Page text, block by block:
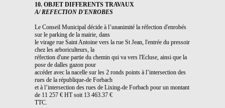
10. OBJET DIFFERENTS TRAVAUX
A/ REFECTION D'ENROBES
Le Conseil Municipal décide à l’unanimité la réfection d'enrobés
sur le parking de la mairie, dans
le virage rue Saint Antoine vers la rue St Jean, l'entrée du pressoir
chez les arboriculteurs, la
réfection d'une partie du chemin qui va vers l'Ecluse, ainsi que la
pose de dalles gazon pour
accéder avec la nacelle sur les 2 ronds points à l’intersection des
rues de la république-de Forbach
et à l’intersection des rues de Lixing-de Forbach pour un montant
de 11 257 € HT soit 13 463.37 €
TTC.